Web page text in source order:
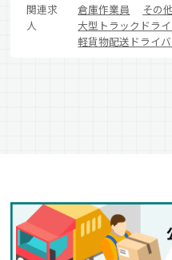
関連求
人
倉庫作業員 その
大型トラックドラ
軽貨物配送ドライ